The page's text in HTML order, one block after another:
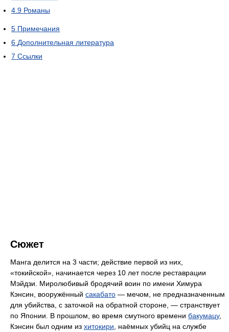
4.9 Романы
5 Примечания
6 Дополнительная литература
7 Ссылки
Сюжет
Манга делится на 3 части; действие первой из них,
«токийской», начинается через 10 лет после реставрации
Мэйдзи. Миролюбивый бродячий воин по имени Химура
Кэнсин, вооружённый сакабато — мечом, не предназначенным
для убийства, с заточкой на обратной стороне, — странствует
по Японии. В прошлом, во время смутного времени бакумацу,
Кэнсин был одним из хитокири , наёмных убийц на службе